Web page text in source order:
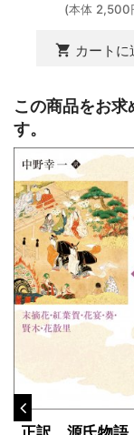
(本体 2,500
shopping_cart カートに
この商品をお
す。